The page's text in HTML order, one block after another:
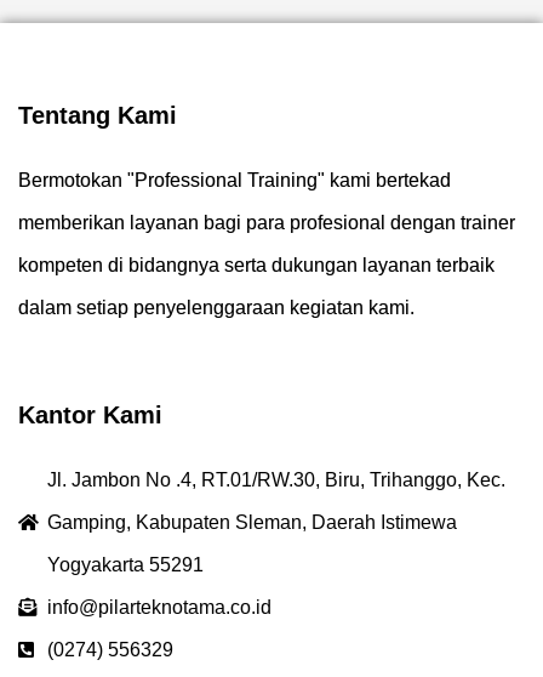
Tentang Kami
Bermotokan "Professional Training" kami bertekad
memberikan layanan bagi para profesional dengan trainer
kompeten di bidangnya serta dukungan layanan terbaik
dalam setiap penyelenggaraan kegiatan kami.
Kantor Kami
Jl. Jambon No .4, RT.01/RW.30, Biru, Trihanggo, Kec.
Gamping, Kabupaten Sleman, Daerah Istimewa
Yogyakarta 55291
info@pilarteknotama.co.id
(0274) 556329